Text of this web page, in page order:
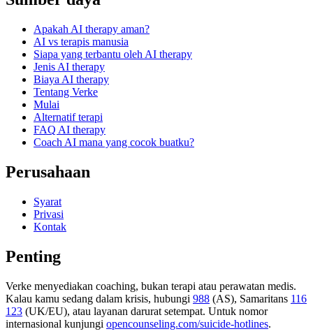
Apakah AI therapy aman?
AI vs terapis manusia
Siapa yang terbantu oleh AI therapy
Jenis AI therapy
Biaya AI therapy
Tentang Verke
Mulai
Alternatif terapi
FAQ AI therapy
Coach AI mana yang cocok buatku?
Perusahaan
Syarat
Privasi
Kontak
Penting
Verke menyediakan coaching, bukan terapi atau perawatan medis.
Kalau kamu sedang dalam krisis, hubungi 988 (AS), Samaritans 116
123 (UK/EU), atau layanan darurat setempat. Untuk nomor
internasional kunjungi opencounseling.com/suicide-hotlines.